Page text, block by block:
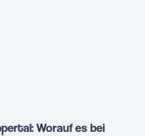
Worauf es bei